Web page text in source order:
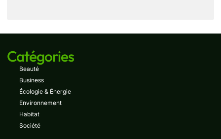
Catégories
Beauté
Business
Écologie & Énergie
Environnement
Habitat
Société